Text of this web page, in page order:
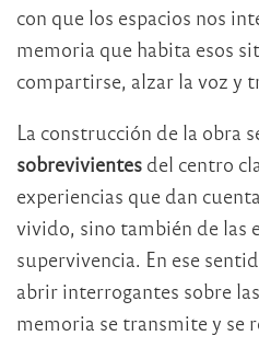
con que los espacios nos
memoria que habita esos
compartirse, alzar la voz y
La construcción de la obra
sobrevivientes del centro
experiencias que dan
vivido, sino también de las
supervivencia. En ese
abrir interrogantes sobre
memoria se transmite y se